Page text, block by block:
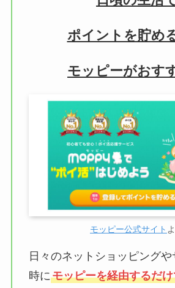
ポイントを貯め
モッピーがおす
モッピー公式サイト
日々のネットショッピングや
時にモッピーを経由するだ